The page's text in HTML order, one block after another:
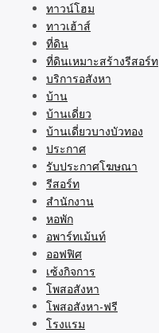
ทาวน์โฮม
ทาวเฮ้าส์
ที่ดิน
ที่ดินเหมาะสร้างรีสอร์ท
บริการอสังหา
บ้าน
บ้านเดี่ยว
บ้านเดี่ยวบางบัวทอง
ประกาศ
รับประกาศโฆษณา
รีสอร์ท
สำนักงาน
หอพัก
อพาร์ทเม้นท์
ออฟฟิศ
เซ้งกิจการ
โพสอสังหา
โพสอสังหา-ฟรี
โรงแรม